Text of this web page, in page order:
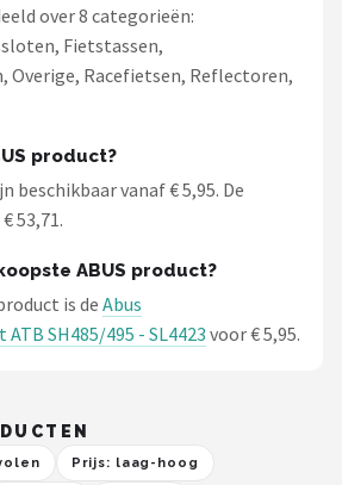
over 8 categorieën:
Fietstassen,
Overige, Racefietsen, Reflectoren,
product?
beschikbaar vanaf € 5,95. De
53,71.
ABUS product?
is de Abus
SH485/495 - SL4423 voor € 5,95.
Prijs: laag-hoog